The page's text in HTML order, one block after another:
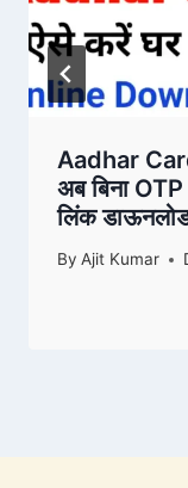
Aadhar
अब बिना OTP
लिंक
By Ajit Kumar